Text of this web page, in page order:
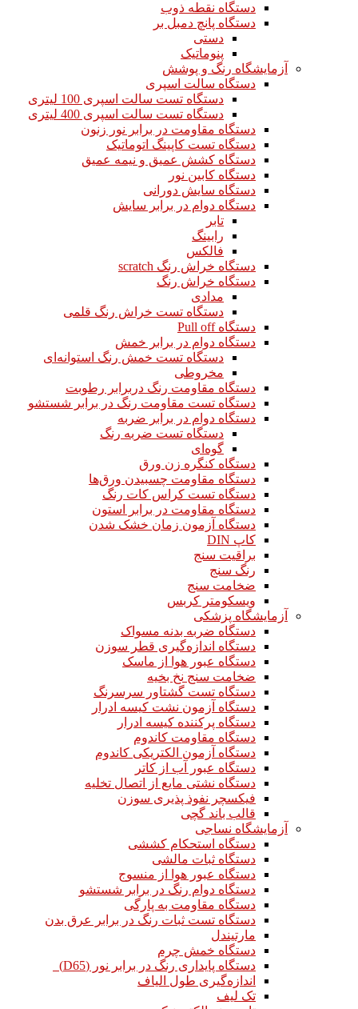
دستگاه نقطه ذوب
دستگاه پانچ دمبل بر
دستی
پنوماتیک
آزمایشگاه رنگ و پوشش
دستگاه سالت اسپری
دستگاه تست سالت اسپری 100 لیتری
دستگاه تست سالت اسپری 400 لیتری
دستگاه مقاومت در برابر نور زنون
دستگاه تست کاپینگ اتوماتیک
دستگاه کشش عمیق و نیمه عمیق
دستگاه کابین نور
دستگاه سایش دورانی
دستگاه دوام در برابر سایش
تابر
رابینگ
فالکس
دستگاه خراش رنگ scratch
دستگاه خراش رنگ
مدادی
دستگاه تست خراش رنگ قلمی
دستگاه Pull off
دستگاه دوام در برابر خمش
دستگاه تست خمش رنگ استوانه‌ای
مخروطی
دستگاه مقاومت رنگ دربرابر رطوبت
دستگاه تست مقاومت رنگ در برابر شستشو
دستگاه دوام در برابر ضربه
دستگاه تست ضربه رنگ
گوه‌ای
دستگاه کنگره زن ورق
دستگاه مقاومت چسبیدن ورق‌ها
دستگاه تست کراس کات رنگ
دستگاه مقاومت در برابر استون
دستگاه آزمون زمان خشک شدن
کاپ DIN
براقیت سنج
رنگ سنج
ضخامت سنج
ویسکومتر کربس
آزمایشگاه پزشکی
دستگاه ضربه بدنه مسواک
دستگاه اندازه‌گیری قطر سوزن
دستگاه عبور هوا از ماسک
ضخامت سنج نخ بخیه
دستگاه تست گشتاور سرسرنگ
دستگاه آزمون نشت کیسه ادرار
دستگاه پرکننده کیسه ادرار
دستگاه مقاومت کاندوم
دستگاه آزمون الکتریکی کاندوم
دستگاه عبور آب از کاتر
دستگاه نشتی مایع از اتصال تخلیه
فیکسچر نفوذ پذیری سوزن
قالب باند گچی
آزمایشگاه نساجی
دستگاه استحکام کششی
دستگاه ثبات مالشی
دستگاه عبور هوا از منسوج
دستگاه دوام رنگ در برابر شستشو
دستگاه مقاومت به پارگی
دستگاه تست ثبات رنگ در برابر عرق بدن
مارتیندل
دستگاه خمش چرم
دستگاه پایداری رنگ در برابر نور (D65)
اندازه‌گیری طول الیاف
تک لیف